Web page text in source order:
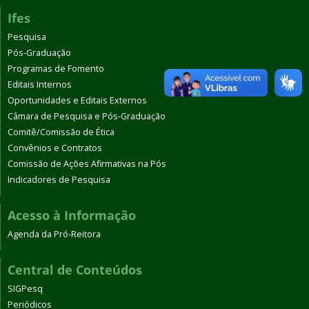
Ifes
Pesquisa
Pós-Graduação
Programas de Fomento
Editais Internos
Oportunidades e Editais Externos
Câmara de Pesquisa e Pós-Graduação
Comitê/Comissão de Ética
Convênios e Contratos
Comissão de Ações Afirmativas na Pós
Indicadores de Pesquisa
Acesso à Informação
Agenda da Pró-Reitora
Central de Conteúdos
SIGPesq
Periódicos